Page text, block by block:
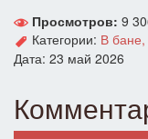
Просмотров: 9
Категории: В
Дата: 23 май 2026